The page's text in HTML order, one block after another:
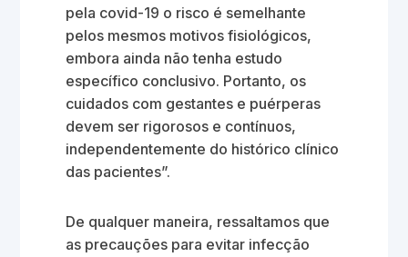
pela covid-19 o risco é semelhante
pelos mesmos motivos fisiológicos,
embora ainda não tenha estudo
específico conclusivo. Portanto, os
cuidados com gestantes e puérperas
devem ser rigorosos e contínuos,
independentemente do histórico clínico
das pacientes”.
De qualquer maneira, ressaltamos que
as precauções para evitar infecção